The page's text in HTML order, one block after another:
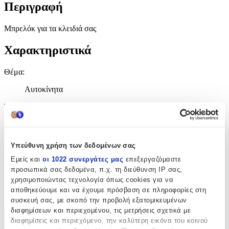
Υπεύθυνη χρήση των δεδομένων σας
Εμείς και οι 1022 συνεργάτες μας επεξεργαζόμαστε
προσωπικά σας δεδομένα, π.χ. τη διεύθυνση IP σας,
χρησιμοποιώντας τεχνολογία όπως cookies για να
αποθηκεύουμε και να έχουμε πρόσβαση σε πληροφορίες στη
συσκευή σας, με σκοπό την προβολή εξατομικευμένων
διαφημίσεων και περιεχομένου, τις μετρήσεις σχετικά με
διαφημίσεις και περιεχόμενο, την καλύτερη εικόνα του κοινού
Περιγραφή
Μπρελόκ για τα κλειδιά σας
Χαρακτηριστικά
Θέμα:
Αυτοκίνητα
Τύπος
Υλικό
:
Μεταλλικό
Κατασκευαστής
OEM
Χαρακτηριστικά